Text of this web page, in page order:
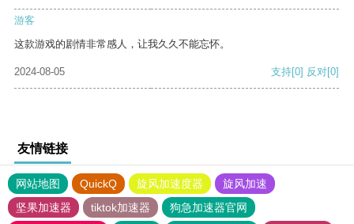
游客
这款游戏的剧情非常感人，让我久久不能忘怀。
2024-08-05 支持[0] 反对[0]
友情链接
网站地图 QuickQ 旋风加速度器
旋风加速
坚果加速器
tiktok加速器
狗急加速器官网